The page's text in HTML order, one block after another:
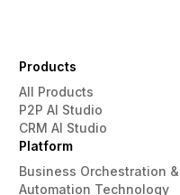
Products
All Products
P2P AI Studio
CRM AI Studio
Platform
Business Orchestration &
Automation Technology